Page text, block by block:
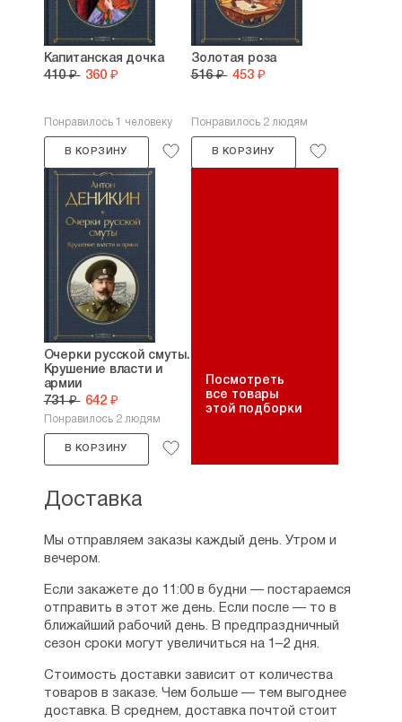
Капитанская дочка
410 ₽ 360 ₽
Понравилось 1 человеку
В КОРЗИНУ
Золотая роза
516 ₽ 453 ₽
Понравилось 2 людям
В КОРЗИНУ
Очерки русской смуты.
Крушение власти и
армии
731 ₽ 642 ₽
Понравилось 2 людям
В КОРЗИНУ
Посмотреть
все товары
этой подборки
Доставка
Мы отправляем заказы каждый день. Утром и
вечером.
Если закажете до 11:00 в будни — постараемся
отправить в этот же день. Если после — то в
ближайший рабочий день. В предпраздничный
сезон сроки могут увеличиться на 1–2 дня.
Стоимость доставки зависит от количества
товаров в заказе. Чем больше — тем выгоднее
доставка. В среднем, доставка почтой стоит